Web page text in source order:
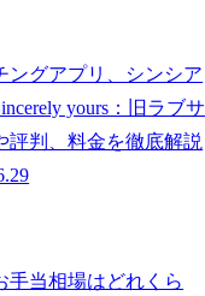
ングアプリ、シンシア
yours：旧ラブサ
評判、料金を徹底解説
手当相場はどれくら